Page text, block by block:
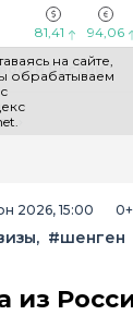
81,41 94,06
на сайте,
обрабатываем
России
2026, 15:00 0+
#шенген
из